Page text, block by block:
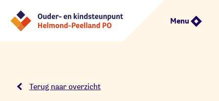
Menu
Terug naar overzicht